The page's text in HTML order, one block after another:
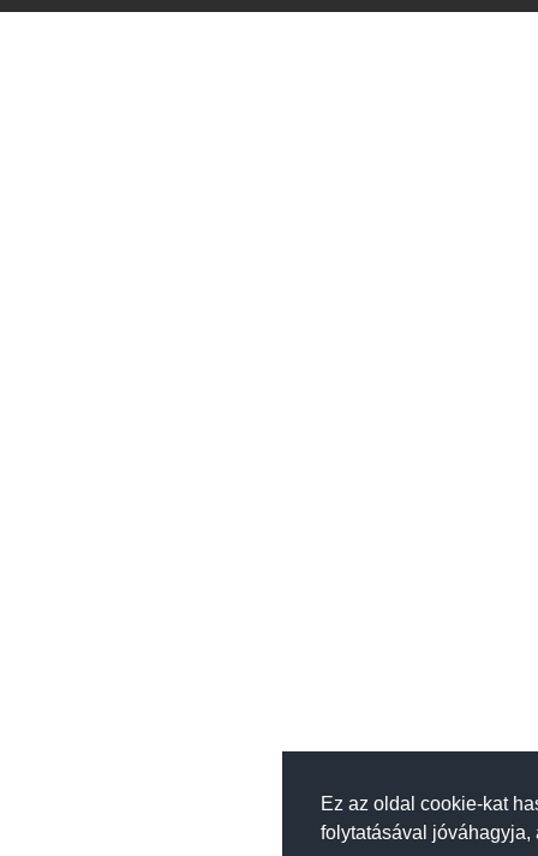
Ez az oldal cookie-kat
folytatásával jóváhagyja,